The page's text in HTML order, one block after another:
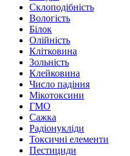
Склоподібність
Вологість
Білок
Олійність
Клітковина
Зольність
Клейковина
Число падіння
Мікотоксини
ГМО
Сажка
Радіонукліди
Токсичні елементи
Пестициди